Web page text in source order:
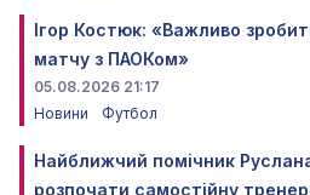
Ігор Костюк: «Важливо
матчу з ПАОКом»
05.08.2026 21:17
Новини
Футбол
Найближчий помічник
розпочати самостійну